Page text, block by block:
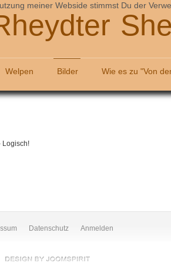
Welpen Bilder Wie es zu "Von
Logisch!
Datenschutz Anmelden
meiner Webside stimmst Du der